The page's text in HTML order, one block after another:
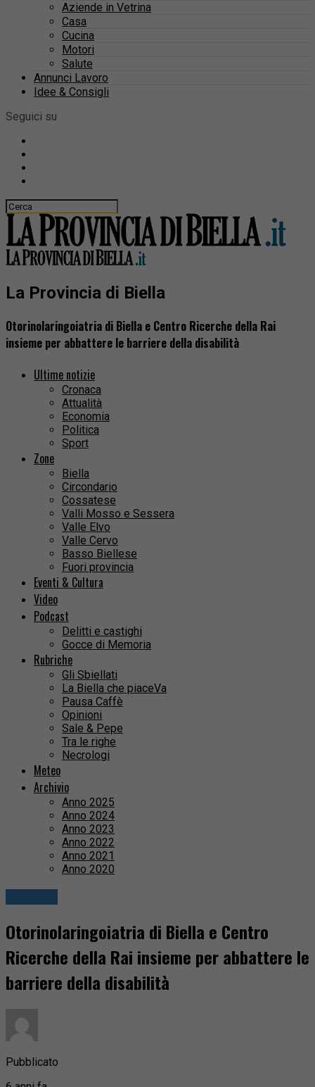
Aziende in Vetrina
Casa
Cucina
Motori
Salute
Annunci Lavoro
Idee & Consigli
Seguici su
La Provincia di Biella
Otorinolaringoiatria di Biella e Centro Ricerche della Rai
insieme per abbattere le barriere della disabilità
Ultime notizie
Cronaca
Attualità
Economia
Politica
Sport
Zone
Biella
Circondario
Cossatese
Valli Mosso e Sessera
Valle Elvo
Valle Cervo
Basso Biellese
Fuori provincia
Eventi & Cultura
Video
Podcast
Delitti e castighi
Gocce di Memoria
Rubriche
Gli Sbiellati
La Biella che piaceVa
Pausa Caffè
Opinioni
Sale & Pepe
Tra le righe
Necrologi
Meteo
Archivio
Anno 2025
Anno 2024
Anno 2023
Anno 2022
Anno 2021
Anno 2020
Otorinolaringoiatria di Biella e Centro
Ricerche della Rai insieme per abbattere le
barriere della disabilità
Pubblicato